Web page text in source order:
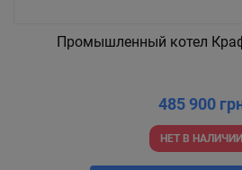
Промышленный котел
485 900
НЕТ В НАЛИЧИИ